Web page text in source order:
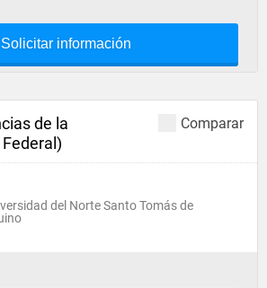
Solicitar información
Comparar
de la
del Norte Santo Tomás de